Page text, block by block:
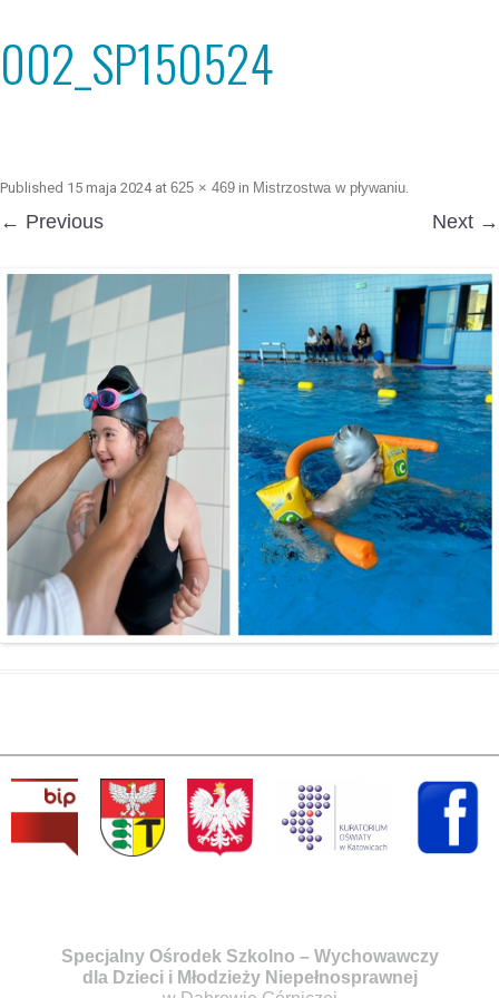
002_SP150524
Published 15 maja 2024at 625 × 469 in Mistrzostwa w pływaniu.
← Previous Next →
Specjalny Ośrodek Szkolno – Wychowawczy
dla Dzieci i Młodzieży Niepełnosprawnej